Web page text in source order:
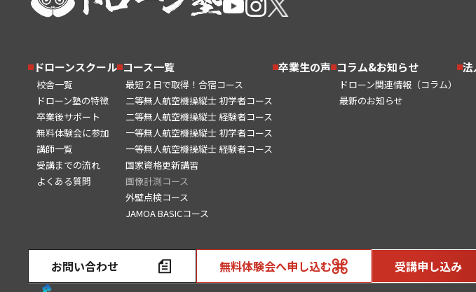
ドローンスクール
校舎一覧
ドローン塾の特徴
卒業後サポート
無料体験会に参加
講師一覧
受講までの流れ
よくある質問
コース一覧
最短２日で取得！合宿コース
二等無人航空機操縦士 初学者コース
二等無人航空機操縦士 経験者コース
一等無人航空機操縦士 初学者コース
一等無人航空機操縦士 経験者コース
国家資格更新講習
画像計測コース
外壁点検コース
JAMOA BASICコース
卒業生の声 コラム&お知らせ
ドローン関連情報（コラム）
最新のお知らせ
法
お問い合わせ 無料体験会へ申し込む 受講申し込み